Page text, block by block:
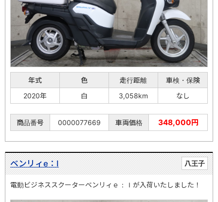
年式 色 走行距離
車検・保険
2020年
白 3,058km なし
商品番号 0000077669 車両価格 348,000円
八王子
ベンリィe：Ⅰ
電動ビジネススクーターベンリィｅ：Ｉが入荷いたしました！